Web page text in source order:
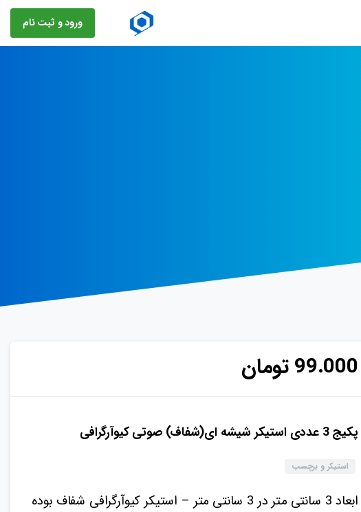
ورود و ثبت نام
99.000تومان
پکیج 3 عددی استیکر شیشه ای(شفاف) صوتی کیوآرگرافی
استیکر و برچسب
ابعاد 3 سانتی متر در 3 سانتی متر –
استیکر کیوآرگرافی شفاف بوده